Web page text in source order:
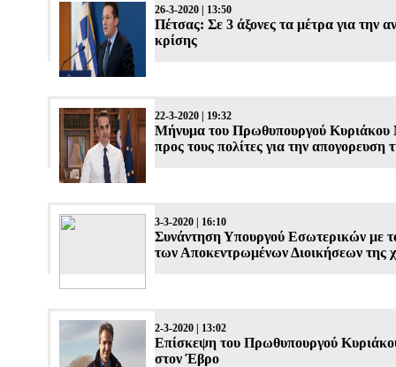
26-3-2020 | 13:50
Πέτσας: Σε 3 άξονες τα μέτρα για την
κρίσης
22-3-2020 | 19:32
Μήνυμα του Πρωθυπουργού Κυριάκου
προς τους πολίτες για την απογορευση
3-3-2020 | 16:10
Συνάντηση Υπουργού Εσωτερικών με
των Αποκεντρωμένων Διοικήσεων της
2-3-2020 | 13:02
Επίσκεψη του Πρωθυπουργού
στον Έβρο